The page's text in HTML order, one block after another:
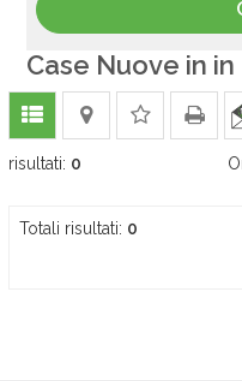
Case Nuove in
risultati: 0
Totali risultati: 0